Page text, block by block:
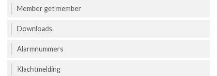
Member get member
Downloads
Alarmnummers
Klachtmelding